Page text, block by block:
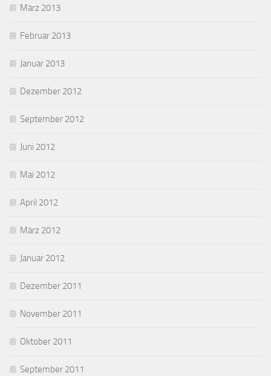
März 2013
Februar 2013
Januar 2013
Dezember 2012
September 2012
Juni 2012
Mai 2012
April 2012
März 2012
Januar 2012
Dezember 2011
November 2011
Oktober 2011
September 2011